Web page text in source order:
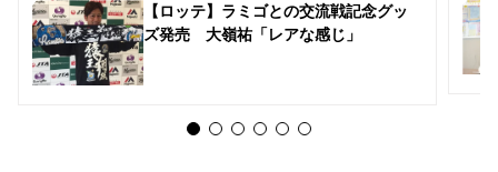
【ロッテ】ラミゴとの交流戦記念グッ
ズ発売 大嶺祐「レアな感じ」